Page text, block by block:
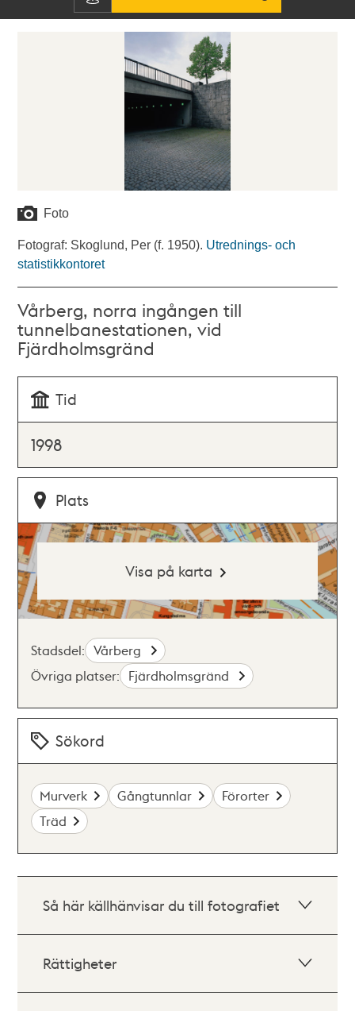
Foto
Fotograf: Skoglund, Per (f. 1950). Utrednings- och
statistikkontoret
Vårberg, norra ingången till
tunnelbanestationen, vid
Fjärdholmsgränd
Tid
1998
Plats
Visa på karta
Stadsdel: Vårberg
Övriga platser: Fjärdholmsgränd
Sökord
Murverk Gångtunnlar
Förorter
Träd
Så här källhänvisar du till fotografiet
Rättigheter